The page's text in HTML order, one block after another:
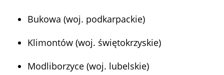
Bukowa (woj. podkarpackie)
Klimontów (woj. świętokrzyskie)
Modliborzyce (woj. lubelskie)